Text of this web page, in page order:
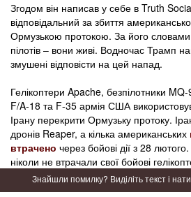
Згодом він написав у себе в Truth
відповідальний за збиття
Ормузькою протокою. За його
пілотів – вони живі. Водночас Трамп
змушені відповісти на цей напад.
Гелікоптери Apache, безпілотники
F/A-18 та F-35 армія США
Ірану перекрити Ормузьку протоку.
дронів Reaper, а кілька американських
втрачено через бойові дії з 28
ніколи не втрачали свої бойові
Знайшли помилку? Виділіть текст і